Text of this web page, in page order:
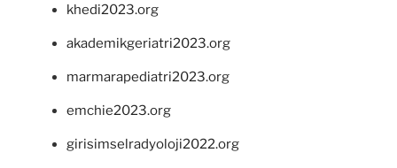
khedi2023.org
akademikgeriatri2023.org
marmarapediatri2023.org
emchie2023.org
girisimselradyoloji2022.org